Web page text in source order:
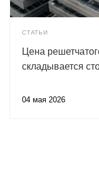
СТАТЬИ
Цена
складывается
04 мая 2026